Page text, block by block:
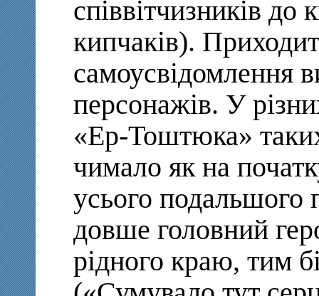
співвітчизників
кипчаків).
самоусвідомлення
персонажів. У
«Ер-Тоштюка»
чимало як на
усього подальшого
довше головний
рідного краю, тим